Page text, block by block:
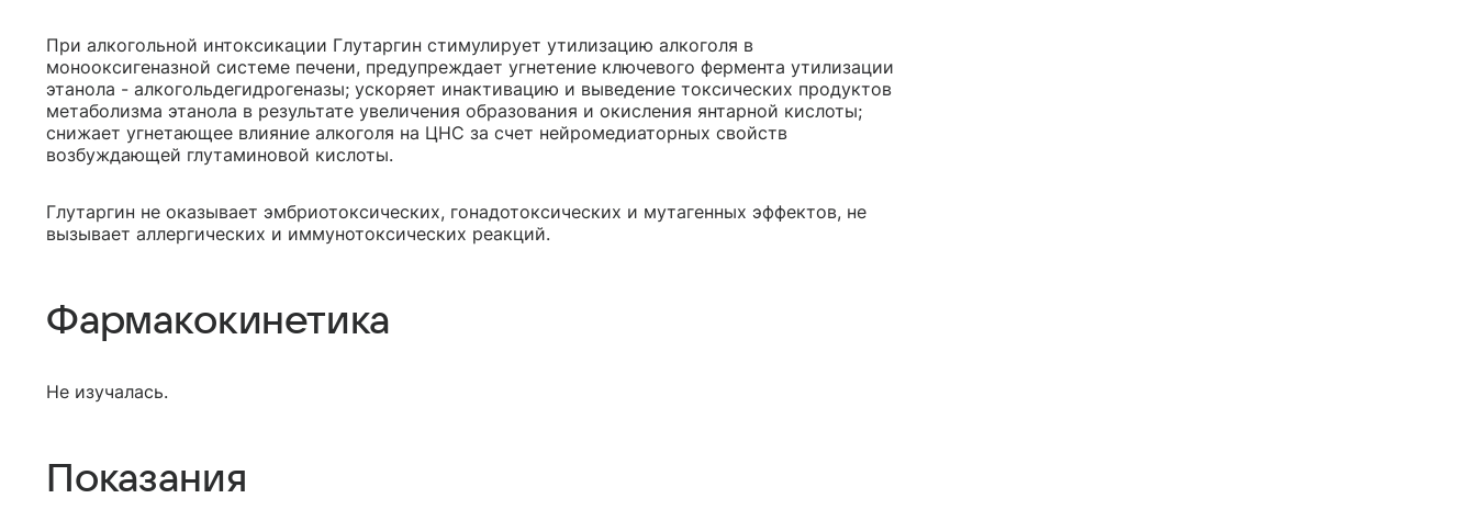
При алкогольной интоксикации Глутаргин стимулирует утилизацию алкоголя в
монооксигеназной системе печени, предупреждает угнетение ключевого фермента утилизации
этанола - алкогольдегидрогеназы; ускоряет инактивацию и выведение токсических продуктов
метаболизма этанола в результате увеличения образования и окисления янтарной кислоты;
снижает угнетающее влияние алкоголя на ЦНС за счет нейромедиаторных свойств
возбуждающей глутаминовой кислоты.
Глутаргин не оказывает эмбриотоксических, гонадотоксических и мутагенных эффектов, не
вызывает аллергических и иммунотоксических реакций.
Фармакокинетика
Не изучалась.
Показания